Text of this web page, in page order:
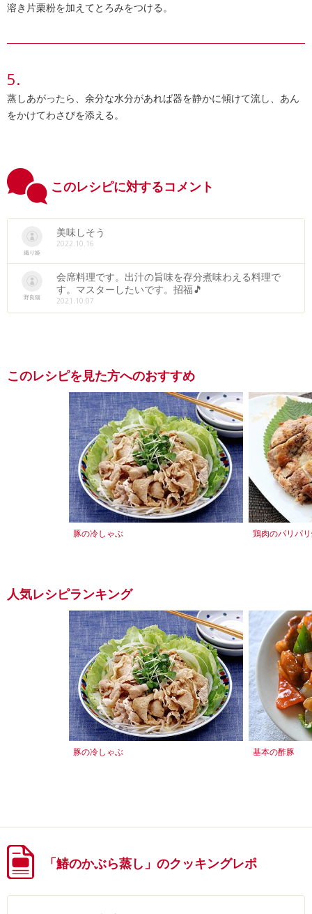
溶き片栗粉を加えてとろみをつける。
蒸しあがったら、余分な水分があれば器を静かに傾けて流し、あん
をかけてわさびを添える。
このレシピに対するコメント
織り姫
美味しそう
2022.10.16
野良猫
会席料理です。出汁の旨味を存分煮味わえる料理で
す。マスターしたいです。招福🎵
2021.10.07
このレシピを見た方へのおすすめ
豚の冷しゃぶ 鶏肉のパリパ
人気レシピランキング
豚の冷しゃぶ 基本の酢豚
「鰆のかぶら蒸し」のクッキングレポ